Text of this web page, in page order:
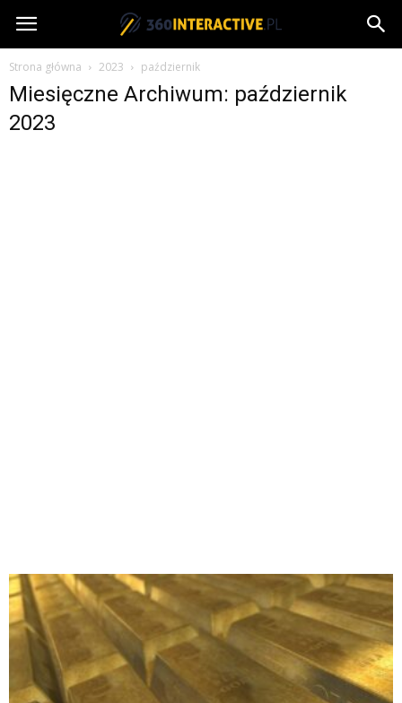
360interactive.pl
Strona główna 2023 październik
Miesięczne Archiwum: październik
2023